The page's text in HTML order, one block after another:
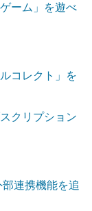
ーム」を遊べ
コレクト」を
クリプション
連携機能を追